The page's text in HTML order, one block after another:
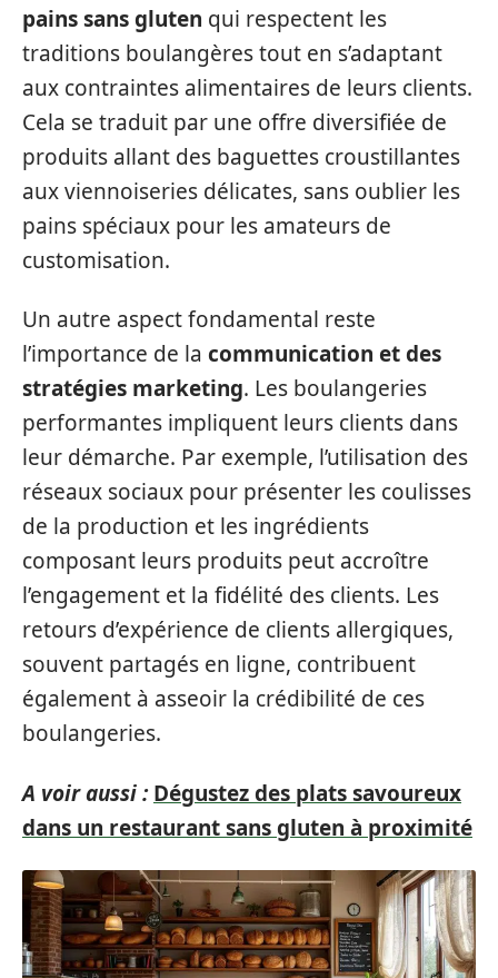
pains sans gluten qui respectent les
traditions boulangères tout en s’adaptant
aux contraintes alimentaires de leurs clients.
Cela se traduit par une offre diversifiée de
produits allant des baguettes croustillantes
aux viennoiseries délicates, sans oublier les
pains spéciaux pour les amateurs de
customisation.
Un autre aspect fondamental reste
l’importance de la communication et des
stratégies marketing. Les boulangeries
performantes impliquent leurs clients dans
leur démarche. Par exemple, l’utilisation des
réseaux sociaux pour présenter les coulisses
de la production et les ingrédients
composant leurs produits peut accroître
l’engagement et la fidélité des clients. Les
retours d’expérience de clients allergiques,
souvent partagés en ligne, contribuent
également à asseoir la crédibilité de ces
boulangeries.
A voir aussi : Dégustez des plats savoureux
dans un restaurant sans gluten à proximité